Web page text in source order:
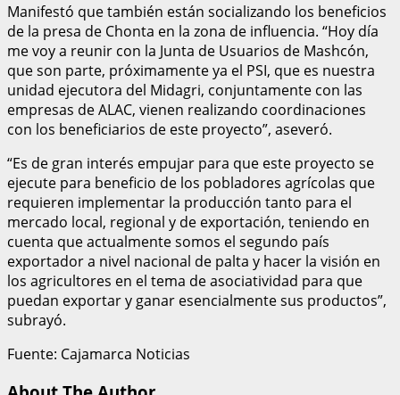
Manifestó que también están socializando los beneficios
de la presa de Chonta en la zona de influencia. “Hoy día
me voy a reunir con la Junta de Usuarios de Mashcón,
que son parte, próximamente ya el PSI, que es nuestra
unidad ejecutora del Midagri, conjuntamente con las
empresas de ALAC, vienen realizando coordinaciones
con los beneficiarios de este proyecto”, aseveró.
“Es de gran interés empujar para que este proyecto se
ejecute para beneficio de los pobladores agrícolas que
requieren implementar la producción tanto para el
mercado local, regional y de exportación, teniendo en
cuenta que actualmente somos el segundo país
exportador a nivel nacional de palta y hacer la visión en
los agricultores en el tema de asociatividad para que
puedan exportar y ganar esencialmente sus productos”,
subrayó.
Fuente: Cajamarca Noticias